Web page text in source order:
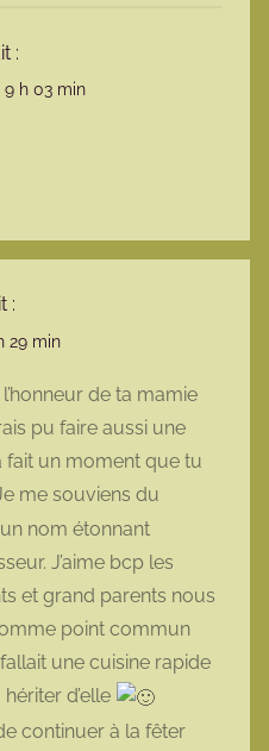
:
9 h 03 min
:
29 min
de ta mamie
pu faire aussi une
fait un moment que tu
me souviens du
nom étonnant
J’aime bcp les
et grand parents nous
point commun
une cuisine rapide
d’elle
continuer à la fêter